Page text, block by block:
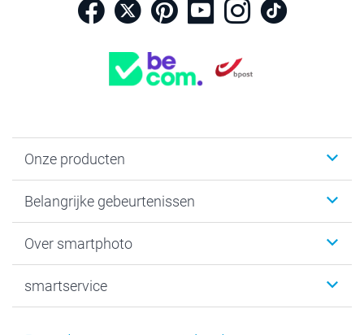
Onze producten
Fotogeschenken
Fotoprints, Fotoposter & Fotoalbum met fotoprints
MyNameBook
Belangrijke gebeurtenissen
Baby
Communie- en Lentefeest
Over smartphoto
Duurzaamheid
smartservice